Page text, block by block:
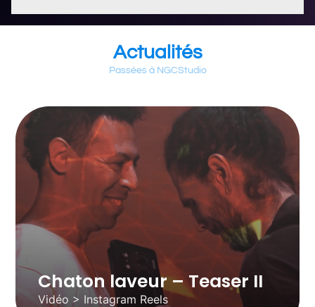
Actualités
Passées à NGCStudio
Chaton laveur – Teaser II
Vidéo > Instagram Reels